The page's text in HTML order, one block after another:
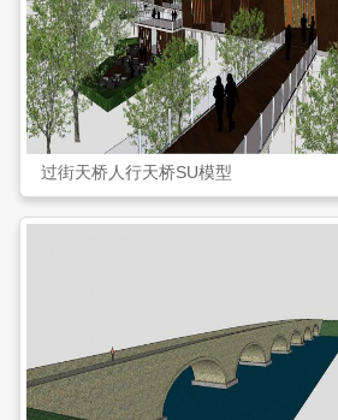
过街天桥人行天桥SU模型